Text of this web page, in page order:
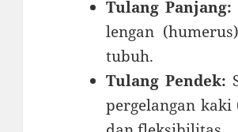
Tulang Panjang:
lengan
tubuh.
Tulang Pendek:
pergelangan